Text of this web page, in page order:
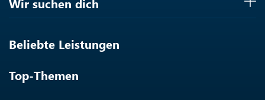
Beliebte Leistungen
Top-Themen